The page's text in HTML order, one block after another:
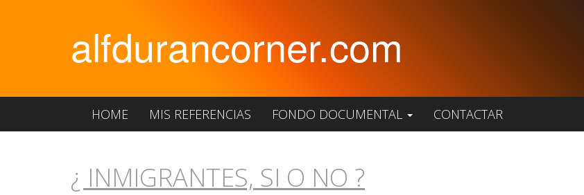
alfdurancorner.com
HOME MIS REFERENCIAS FONDO DOCUMENTAL
CONTACTAR
¿ INMIGRANTES, SI O NO ?